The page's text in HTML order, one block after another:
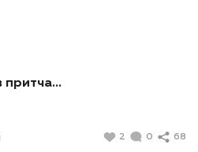
притча…
2 0 68